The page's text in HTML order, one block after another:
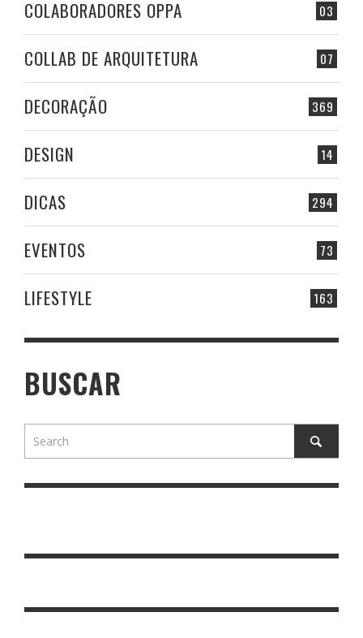
03
COLABORADORES OPPA
07
COLLAB DE ARQUITETURA
369
DECORAÇÃO
14
DESIGN
294
DICAS
73
EVENTOS
163
LIFESTYLE
BUSCAR